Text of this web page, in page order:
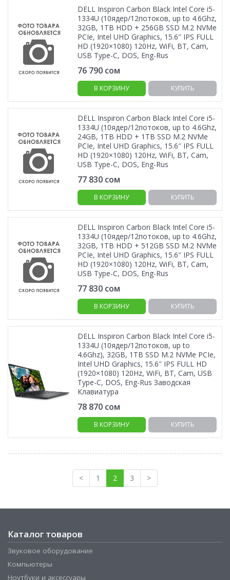
DELL Inspiron Carbon Black Intel Core i5-
1334U (10ядер/12потоков, up to 4.6Ghz,
32GB, 1TB HDD + 256GB SSD M.2 NVMe
PCIe, Intel UHD Graphics, 15.6″ IPS FULL
HD (1920×1080) 120Hz, WiFi, BT, Cam,
USB Type-C, DOS, Eng-Rus
76 790 сом
В КОРЗИНУ КУПИТЬ
DELL Inspiron Carbon Black Intel Core i5-
1334U (10ядер/12потоков, up to 4.6Ghz,
24GB, 1TB HDD + 1TB SSD M.2 NVMe
PCIe, Intel UHD Graphics, 15.6″ IPS FULL
HD (1920×1080) 120Hz, WiFi, BT, Cam,
USB Type-C, DOS, Eng-Rus
77 830 сом
В КОРЗИНУ КУПИТЬ
DELL Inspiron Carbon Black Intel Core i5-
1334U (10ядер/12потоков, up to 4.6Ghz,
32GB, 1TB HDD + 512GB SSD M.2 NVMe
PCIe, Intel UHD Graphics, 15.6″ IPS FULL
HD (1920×1080) 120Hz, WiFi, BT, Cam,
USB Type-C, DOS, Eng-Rus
77 830 сом
В КОРЗИНУ КУПИТЬ
DELL Inspiron Carbon Black Intel Core i5-
1334U (10ядер/12потоков, up to
4.6Ghz), 32GB, 1TB SSD M.2 NVMe PCIe,
Intel UHD Graphics, 15.6″ IPS FULL HD
(1920×1080) 120Hz, WiFi, BT, Cam, USB
Type-C, DOS, Eng-Rus Заводская
Клавиатура
78 870 сом
В КОРЗИНУ КУПИТЬ
< 1 2 3 >
Каталог товаров
Звуковое оборудование
Компьютеры
Ноутбуки и аксессуары